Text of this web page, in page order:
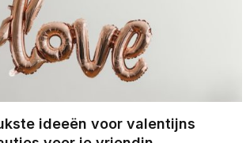
ideeën voor valentijns